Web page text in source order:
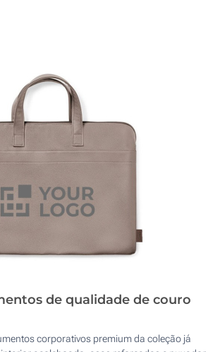
de qualidade de couro
corporativos premium da coleção já